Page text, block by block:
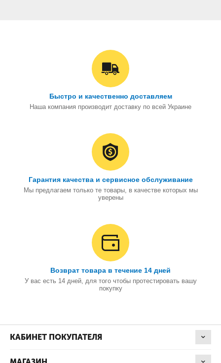
Быстро и качественно доставляем
Наша компания производит доставку по всей Украине
Гарантия качества и сервисное обслуживание
Мы предлагаем только те товары, в качестве которых мы
уверены
Возврат товара в течение 14 дней
У вас есть 14 дней, для того чтобы протестировать вашу
покупку
КАБИНЕТ ПОКУПАТЕЛЯ